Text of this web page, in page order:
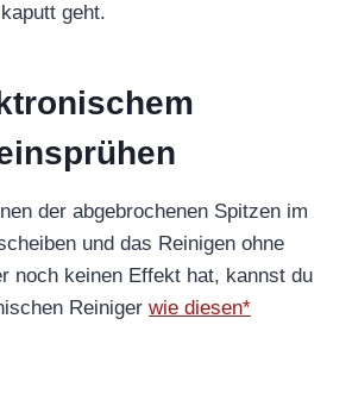
geht.
der abgebrochenen Spitzen im
und das Reinigen ohne
noch keinen Effekt hat, kannst du
Reiniger wie diesen*